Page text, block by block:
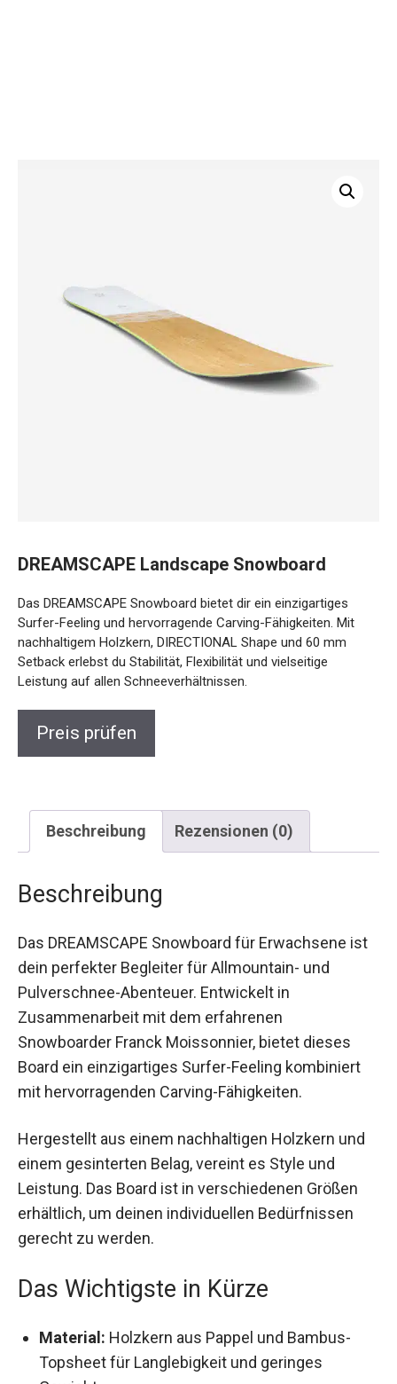
Surfer-Feeling und hervorragende Carving-Fähigkeiten. Mit
nachhaltigem Holzkern, DIRECTIONAL Shape und 60 mm
Setback erlebst du Stabilität, Flexibilität und vielseitige
Leistung auf allen Schneeverhältnissen.
Beschreibung Rezensionen (0)
Beschreibung
ist dein perfekter Begleiter für Allmountain- und
Pulverschnee-Abenteuer. Entwickelt in
Zusammenarbeit mit dem erfahrenen
Snowboarder Franck Moissonnier, bietet dieses
Board ein einzigartiges Surfer-Feeling kombiniert
mit hervorragenden Carving-Fähigkeiten.
einem gesinterten Belag, vereint es Style und
Leistung. Das Board ist in verschiedenen Größen
erhältlich, um deinen individuellen Bedürfnissen
gerecht zu werden.
Das Wichtigste in Kürze
Topsheet für Langlebigkeit und geringes
Gewicht.